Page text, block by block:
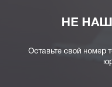
НЕ
Оставьте свой номер